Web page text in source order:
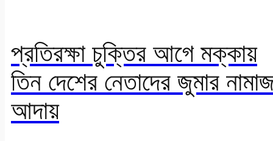
প্রতিরক্ষা চুক্তির আগে মক্কায়
তিন দেশের নেতাদের জুমার
আদায়